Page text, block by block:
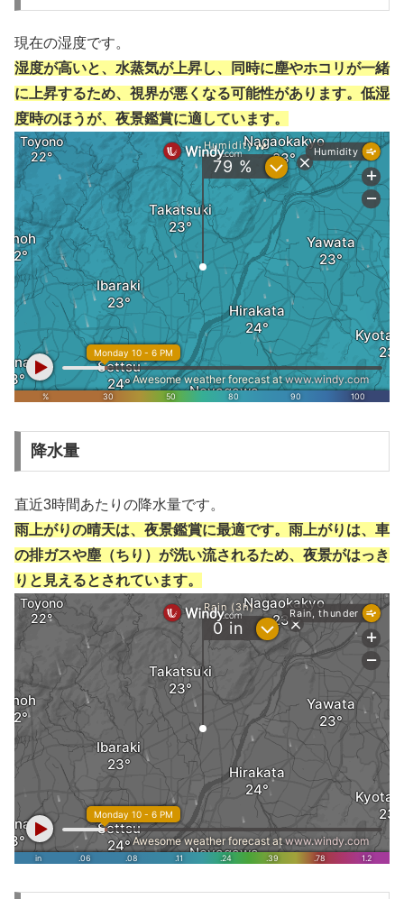
現在の湿度です。
湿度が高いと、水蒸気が上昇し、同時に塵やホコリが一緒
に上昇するため、視界が悪くなる可能性があります。低湿
度時のほうが、夜景鑑賞に適しています。
降水量
直近3時間あたりの降水量です。
雨上がりの晴天は、夜景鑑賞に最適です。雨上がりは、車
の排ガスや塵（ちり）が洗い流されるため、夜景がはっき
りと見えるとされています。